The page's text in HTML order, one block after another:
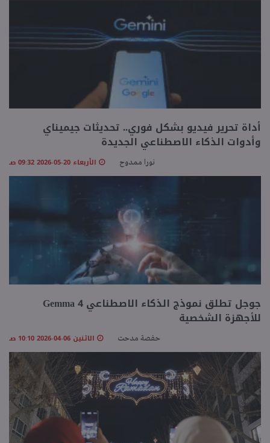
أداة تحرير فيديو بشكل فوري.. تحديثات جيميناي
وأدوات الذكاء الاصطناعي الجديدة
نورا ممدوح الأربعاء 20-05-2026 09:32 صـ
جوجل تطلق نموذج الذكاء الاصطناعي Gemma 4
للأجهزة الشخصية
حفصة مدحت الاثنين 06-04-2026 10:10 صـ